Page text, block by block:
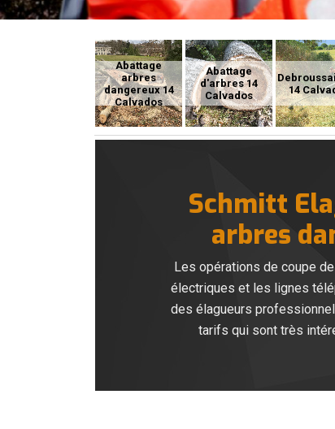
Abattage
arbres
dangereux 14
Calvados
Abattage
d'arbres 14
Calvados
14
Schmitt
arbres
Les opérations de coupe
électriques et les lignes
des élagueurs
tarifs qui sont très